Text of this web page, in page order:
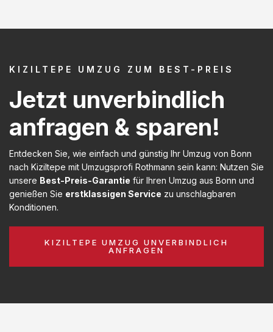
KIZILTEPE UMZUG ZUM BEST-PREIS
Jetzt unverbindlich
anfragen & sparen!
Entdecken Sie, wie einfach und günstig Ihr Umzug von Bonn
nach Kiziltepe mit Umzugsprofi Rothmann sein kann: Nutzen Sie
unsere Best-Preis-Garantie für Ihren Umzug aus Bonn und
genießen Sie erstklassigen Service zu unschlagbaren
Konditionen.
KIZILTEPE UMZUG UNVERBINDLICH
ANFRAGEN